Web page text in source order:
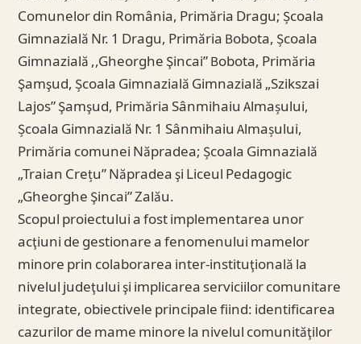
Comunelor din România, Primăria Dragu; Școala
Gimnazială Nr. 1 Dragu, Primăria Bobota, Școala
Gimnazială ,,Gheorghe Şincai” Bobota, Primăria
Şamşud, Școala Gimnazială Gimnazială „Szikszai
Lajos” Şamşud, Primăria Sânmihaiu Almașului,
Școala Gimnazială Nr. 1 Sânmihaiu Almașului,
Primăria comunei Năpradea; Școala Gimnazială
„Traian Crețu” Năpradea şi Liceul Pedagogic
„Gheorghe Şincai” Zalău.
Scopul proiectului a fost implementarea unor
acţiuni de gestionare a fenomenului mamelor
minore prin colaborarea inter-instituţională la
nivelul judeţului şi implicarea serviciilor comunitare
integrate, obiectivele principale fiind: identificarea
cazurilor de mame minore la nivelul comunităţilor